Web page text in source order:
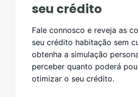
seu crédito
Fale connosco e reveja as
seu crédito habitação sem
obtenha a simulação
perceber quanto poderá
otimizar o seu crédito.